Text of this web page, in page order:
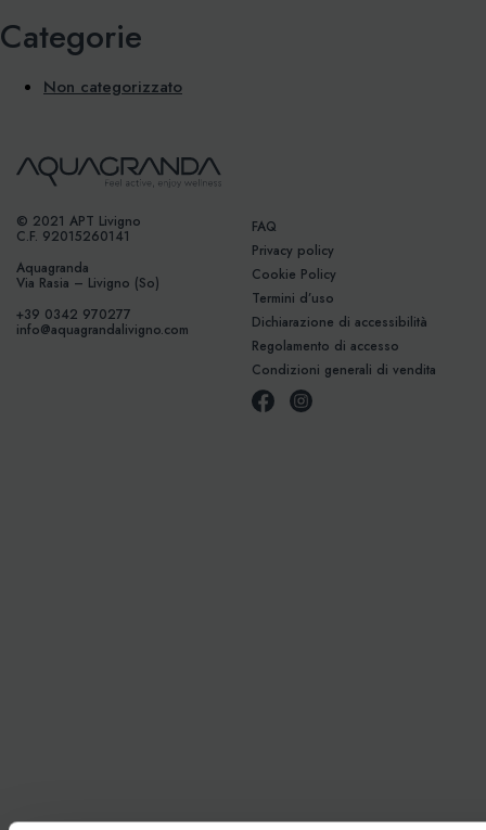
Categorie
Non categorizzato
© 2021 APT Livigno
C.F. 92015260141
Aquagranda
Via Rasia – Livigno (So)
+39 0342 970277
info@aquagrandalivigno.com
FAQ
Privacy policy
Cookie Policy
Termini d’uso
Dichiarazione di accessibilità
Regolamento di accesso
Condizioni generali di vendita